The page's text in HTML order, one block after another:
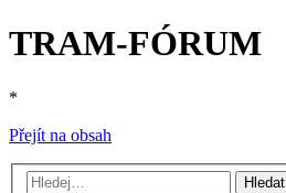
TRAM-FÓRUM
*
Přejít na obsah
Hledat